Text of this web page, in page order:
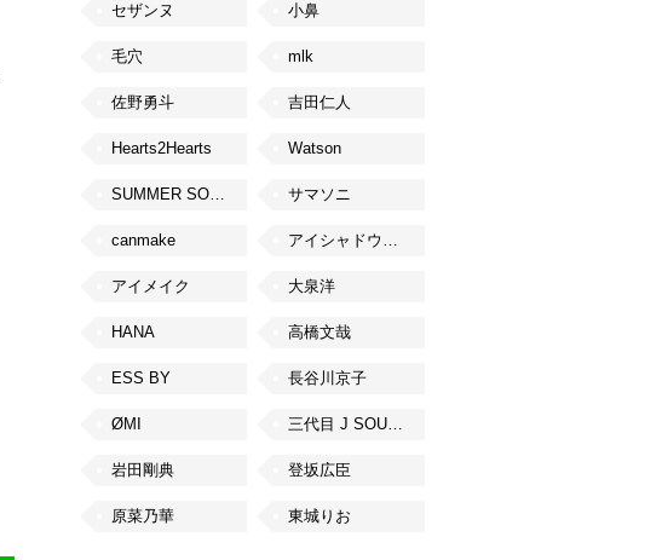
セザンヌ 小鼻
毛穴 mlk
佐野勇斗 吉田仁人
Hearts2Hearts Watson
SUMMER SONIC サマソニ
canmake アイシャドウベース
アイメイク 大泉洋
HANA 高橋文哉
ESS BY 長谷川京子
ØMI 三代目 J SOUL BROTHERS from EXILE TRIBE
岩田剛典 登坂広臣
原菜乃華 東城りお